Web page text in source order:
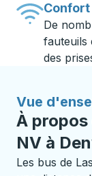
De
fauteuils
des
Vue
À propos
NV à
Les bus de